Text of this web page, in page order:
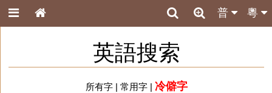
粵
普
英語搜索
所有字| 常用字| 冷僻字